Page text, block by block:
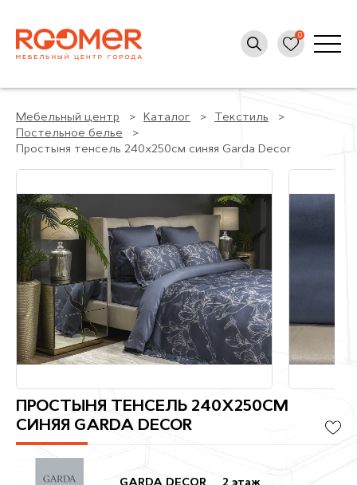
Мебельный центр Каталог
Текстиль
Постельное белье
Простыня тенсель 240х250см синяя Garda Decor
ПРОСТЫНЯ ТЕНСЕЛЬ 240Х250СМ
СИНЯЯ GARDA DECOR